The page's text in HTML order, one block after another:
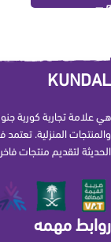
KUNDAL
هي علامة تجارية كورية
والمنتجات المنزلية. تعتمد
الحديثة لتقديم منتجات
روابط مهمه